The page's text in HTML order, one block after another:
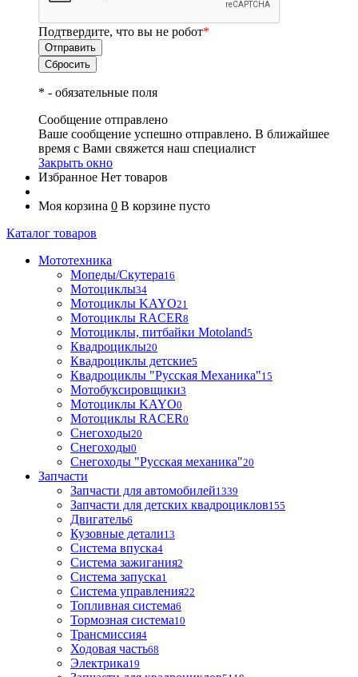
Подтвердите, что вы не робот*
* - обязательные поля
Сообщение отправлено
Ваше сообщение успешно отправлено. В ближайшее
время с Вами свяжется наш специалист
Закрыть окно
Избранное Нет товаров
Моя корзина 0 В корзине пусто
Каталог товаров
Мототехника
Мопеды/Скутера16
Мотоциклы34
Мотоциклы KAYO21
Мотоциклы RACER8
Мотоциклы, питбайки Motoland5
Квадроциклы20
Квадроциклы детские5
Квадроциклы "Русская Механика"15
Мотобуксировщики3
Мотоциклы KAYO0
Мотоциклы RACER0
Снегоходы20
Снегоходы0
Снегоходы "Русская механика"20
Запчасти
Запчасти для автомобилей1339
Запчасти для детских квадроциклов155
Двигатель6
Кузовные детали13
Система впуска4
Система зажигания2
Система запуска1
Система управления22
Топливная система6
Тормозная система10
Трансмиссия4
Ходовая часть68
Электрика19